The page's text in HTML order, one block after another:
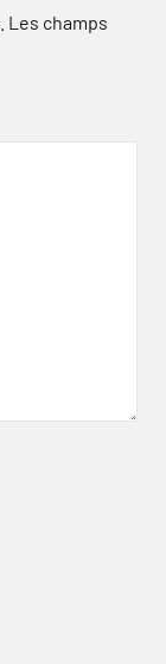
Les champs